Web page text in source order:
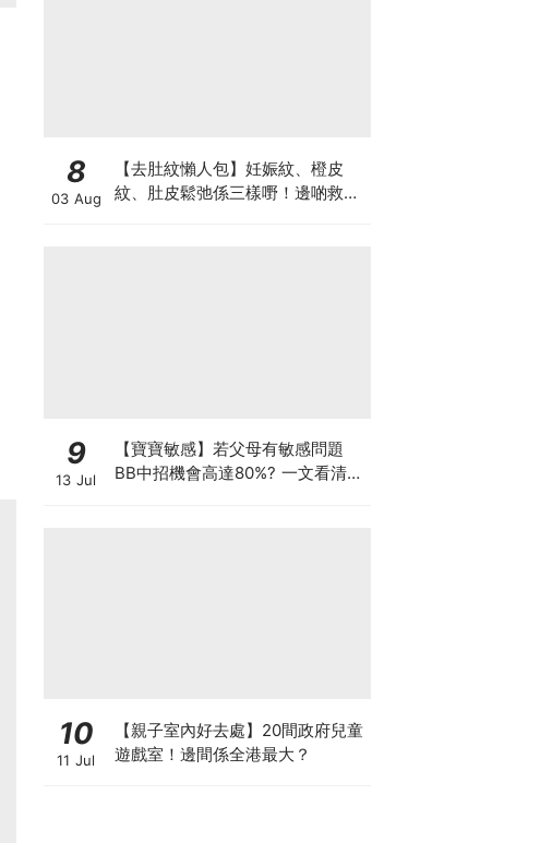
8
03 Aug
【去肚紋懶人包】妊娠紋、橙皮
紋、肚皮鬆弛係三樣嘢！邊啲救得
9
13 Jul
【寶寶敏感】若父母有敏感問題
BB中招機會高達80%? 一文看清預
10
11 Jul
【親子室內好去處】20間政府兒童
遊戲室！邊間係全港最大？